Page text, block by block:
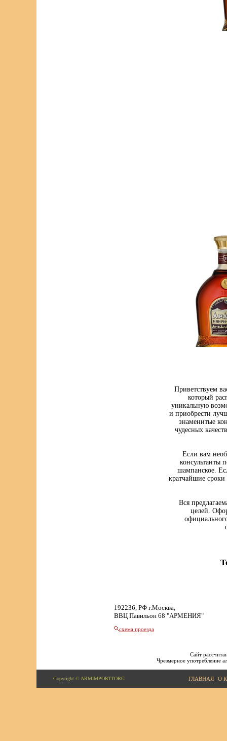
Приветствуем
который
уникальную
и приобрести
знаменитые
чудесных
Если вам
консультанты
шампанское.
кратчайшие
Вся
целей.
192236, РФ г.Москва,
ВВЦ Павильон 68 "АРМЕНИЯ"
схема проезда
Сайт
Чрезмерное употребление
Copyright © ARMIMPORTTORG ГЛАВНАЯ| О